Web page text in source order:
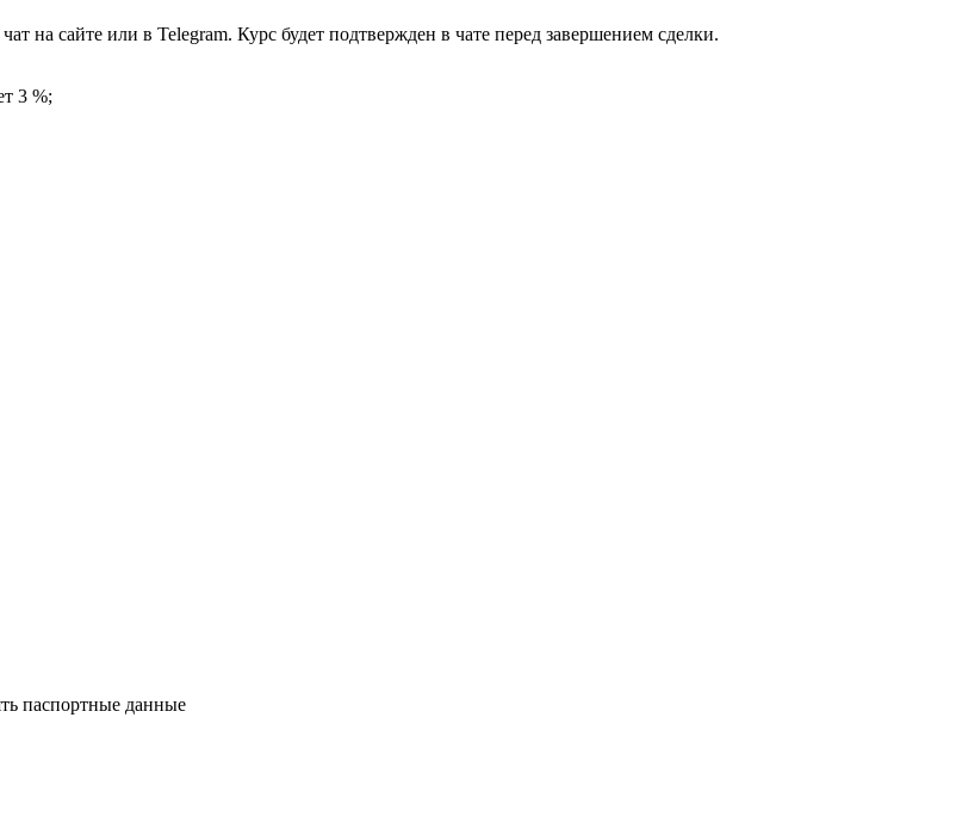
на сайте или в Telegram. Курс будет подтвержден в чате перед завершением сделки.
3 %;
паспортные данные